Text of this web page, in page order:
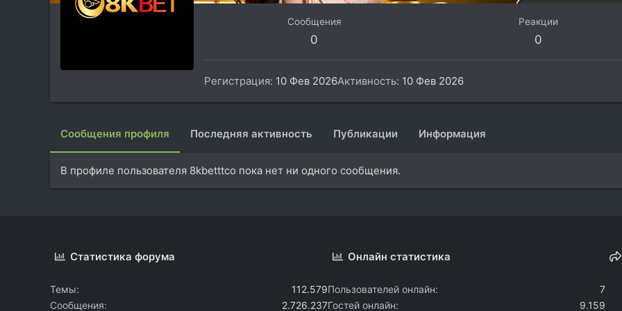
Сообщения
0
Реакции
0
Регистрация 10 Фев 2026Активность 10 Фев 2026
Сообщения профиля Последняя активность Публикации Информация
В профиле пользователя 8kbetttco пока нет ни одного сообщения.
Статистика форума
Темы
112.579
Сообщения
2.726.237
Онлайн статистика
Пользователей онлайн
7
Гостей онлайн
9.159